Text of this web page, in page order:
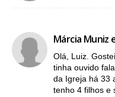
Márcia Muniz
Olá, Luiz.
tinha ouvido
da Igreja há 33
tenho 4 filhos e